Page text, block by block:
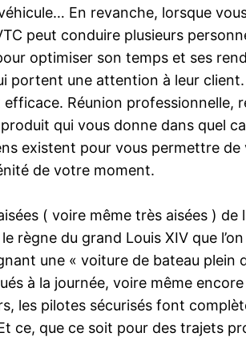
En revanche, lorsque
peut conduire plusieurs
optimiser son temps et ses
portent une attention à leur
Réunion professionnelle,
qui vous donne dans quel
existent pour vous permettre
de votre moment.
( voire même très aisées ) de
règne du grand Louis XIV que
une « voiture de bateau plein
à la journée, voire même
les pilotes sécurisés font
ce, que ce soit pour des trajets